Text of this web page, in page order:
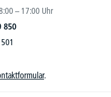
– 17:00 Uhr
850
.